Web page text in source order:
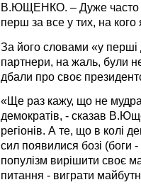
В.ЮЩЕНКО. – Дуже часто я
перш за все у тих, на
За його словами «у
партнери, на жаль, були
дбали про своє
«Ще раз кажу, що не
демократів, - сказав
регіонів. А те, що в колі
сил появилися бозі (боги
популізм вирішити своє
питання - виграти